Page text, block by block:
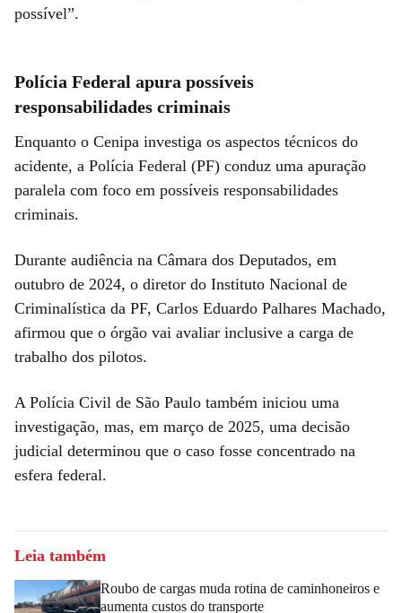
possível”.
Polícia Federal apura possíveis
responsabilidades criminais
Enquanto o Cenipa investiga os aspectos técnicos do
acidente, a Polícia Federal (PF) conduz uma apuração
paralela com foco em possíveis responsabilidades
criminais.
Durante audiência na Câmara dos Deputados, em
outubro de 2024, o diretor do Instituto Nacional de
Criminalística da PF, Carlos Eduardo Palhares Machado,
afirmou que o órgão vai avaliar inclusive a carga de
trabalho dos pilotos.
A Polícia Civil de São Paulo também iniciou uma
investigação, mas, em março de 2025, uma decisão
judicial determinou que o caso fosse concentrado na
esfera federal.
Leia também
Roubo de cargas muda rotina de caminhoneiros e
aumenta custos do transporte